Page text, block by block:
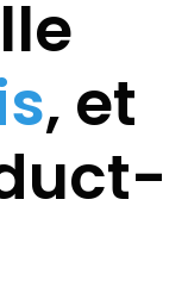
, et